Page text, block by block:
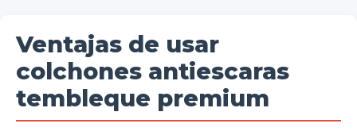
Ventajas de usar
colchones antiescaras
tembleque premium